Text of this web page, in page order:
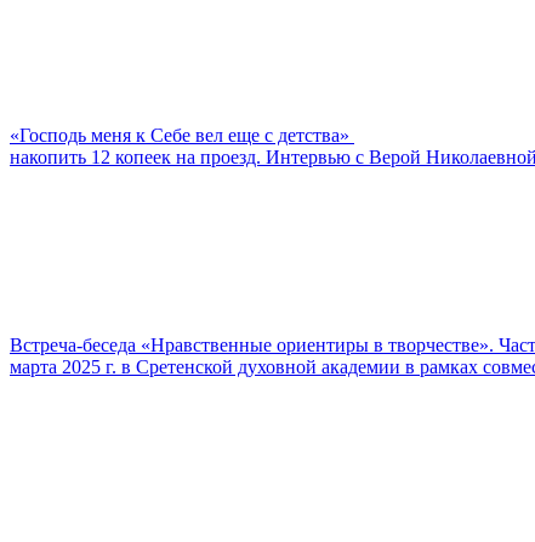
«Господь меня к Себе вел еще с детства»
накопить 12 копеек на проезд. Интервью с Верой
Встреча-беседа «Нравственные ориентиры в творчестве».
марта 2025 г. в Сретенской духовной академии в рамках